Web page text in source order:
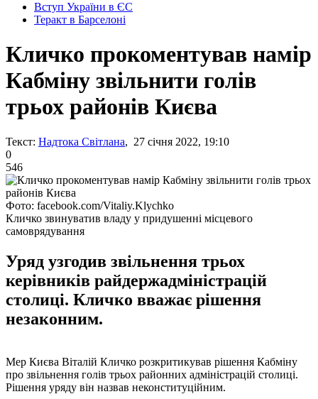
Вступ України в ЄС
Теракт в Барселоні
Кличко прокоментував намір
Кабміну звільнити голів
трьох районів Києва
Текст: Надтока Світлана, 27 січня 2022, 19:10
0
546
Фото: facebook.com/Vitaliy.Klychko
Кличко звинуватив владу у придушенні місцевого
самоврядування
Уряд узгодив звільнення трьох
керівників райдержадміністрацій
столиці. Кличко вважає рішення
незаконним.
Мер Києва Віталій Кличко розкритикував рішення Кабміну
про звільнення голів трьох районних адміністрацій столиці.
Рішення уряду він назвав неконституційним.